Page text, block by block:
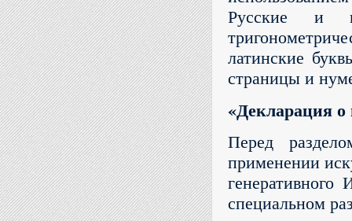
Русские и
латинские
страницы и
«Декларация
Перед
применении
специальном